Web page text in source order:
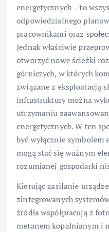
energetycznych – to
odpowiedzialnego
pracownikami oraz
Jednak właściwie
otworzyć nowe ścieżki
górniczych, w których
związane z eksploatacją
infrastruktury można
utrzymaniu
energetycznych. W ten
być wyłącznie
mogą stać się ważnym
rozumianej gospodarki
Kierując zasilanie
zintegrowanych
źródła współpracują z
metanem kopalnianym i